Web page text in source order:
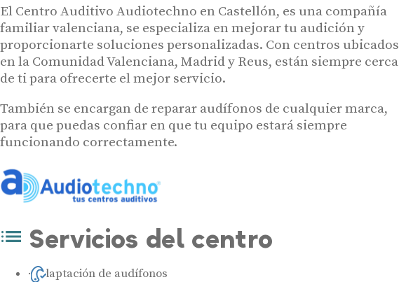
El Centro Auditivo Audiotechno en Castellón, es una compañía
familiar valenciana, se especializa en mejorar tu audición y
proporcionarte soluciones personalizadas. Con centros ubicados
en la Comunidad Valenciana, Madrid y Reus, están siempre cerca
de ti para ofrecerte el mejor servicio.
También se encargan de reparar audífonos de cualquier marca,
para que puedas confiar en que tu equipo estará siempre
funcionando correctamente.
Servicios del centro
Adaptación de audífonos